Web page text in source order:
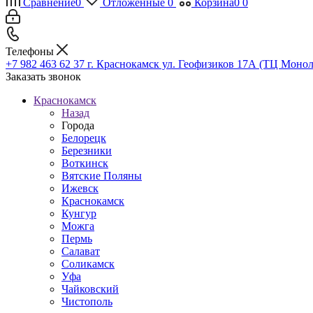
Сравнение0 Отложенные 0 Корзина0 0
Телефоны
+7 982 463 62 37 г. Краснокамск ул. Геофизиков 17А (ТЦ
Заказать звонок
Краснокамск
Назад
Города
Белорецк
Березники
Воткинск
Вятские Поляны
Ижевск
Краснокамск
Кунгур
Можга
Пермь
Салават
Соликамск
Уфа
Чайковский
Чистополь